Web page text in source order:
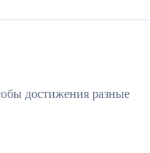
достижения разные